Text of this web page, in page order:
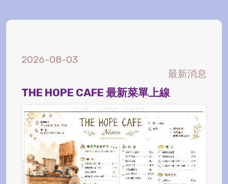
2026-08-03
最新消息
THE HOPE CAFE 最新菜單上線